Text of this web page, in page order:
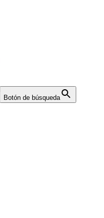
Botón de búsqueda